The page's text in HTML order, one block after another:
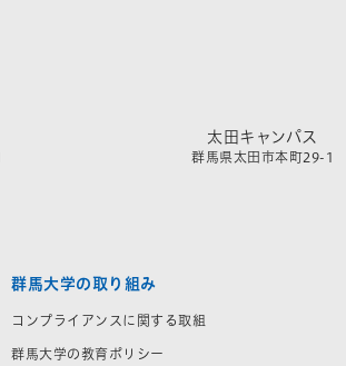
太田キャンパス
群馬県太田市本町29-1
群馬大学の取り組み
コンプライアンスに関する取組
群馬大学の教育ポリシー